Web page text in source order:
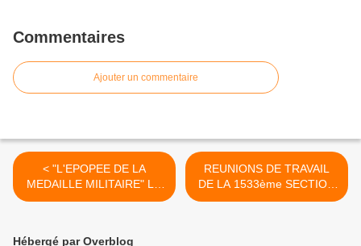
Commentaires
Ajouter un commentaire
< "L'EPOPEE DE LA
MEDAILLE MILITAIRE" LU
AU PLUS HAUT NIVEAU
REUNIONS DE TRAVAIL
DE LA 1533ème SECTION
A MOURENX ET A
Hébergé par Overblog